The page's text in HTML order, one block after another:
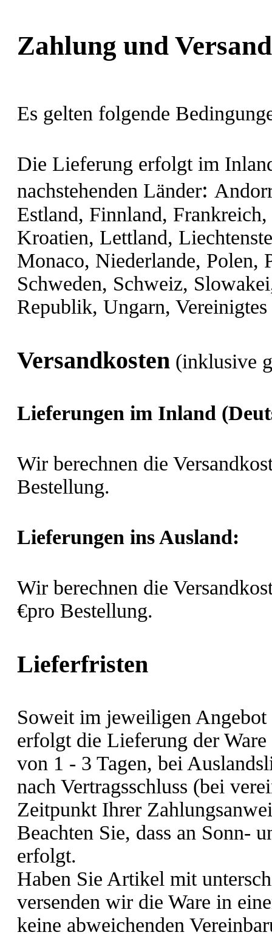
Zahlung und Versand
Es gelten folgende
Die Lieferung erfolgt im
nachstehenden Länder:
Estland, Finnland,
Kroatien, Lettland,
Monaco, Niederlande, Polen,
Schweden, Schweiz,
Republik, Ungarn,
Versandkosten (inklusive
Lieferungen im Inland
Wir berechnen die
Bestellung.
Lieferungen ins Ausland:
Wir berechnen die
€pro Bestellung.
Lieferfristen
Soweit im jeweiligen Angebot
erfolgt die Lieferung der
von 1 - 3 Tagen, bei
nach Vertragsschluss (bei
Zeitpunkt Ihrer
Beachten Sie, dass an Sonn-
erfolgt.
Haben Sie Artikel mit
versenden wir die Ware in
keine abweichenden